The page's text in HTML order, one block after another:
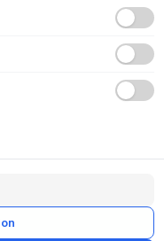
odcieniem Smoked
i zachęcającą
i pozwolić, by
elementami z serii
tego, co zawiera,